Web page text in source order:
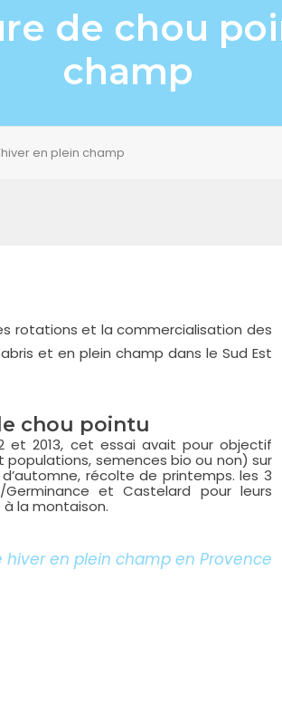
de chou
champ
en plein champ
rotations et la commercialisation des
et en plein champ dans le Sud Est
chou pointu
et 2013, cet essai avait pour objectif
populations, semences bio ou non) sur
récolte de printemps. les 3
et Castelard pour leurs
la montaison.
en plein champ en Provence